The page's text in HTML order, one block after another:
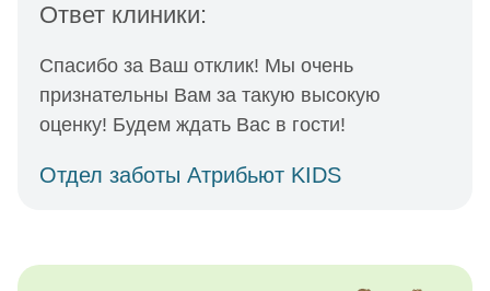
Ответ клиники:
Спасибо за Ваш отклик! Мы очень
признательны Вам за такую высокую
оценку! Будем ждать Вас в гости!
Отдел заботы Атрибьют KIDS